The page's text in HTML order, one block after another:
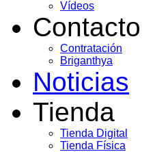
Vídeos
Contacto
Contratación
Briganthya
Noticias
Tienda
Tienda Digital
Tienda Física